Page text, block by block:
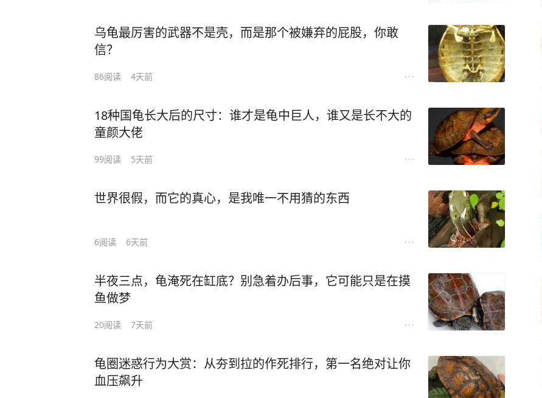
乌龟最厉害的武器不是壳，而是那个被嫌弃的屁股，你敢
信？
86阅读 4天前
18种国龟长大后的尺寸：谁才是龟中巨人，谁又是长不大的
童颜大佬
99阅读 5天前
世界很假，而它的真心，是我唯一不用猜的东西
6阅读 6天前
半夜三点，龟淹死在缸底？别急着办后事，它可能只是在摸
鱼做梦
20阅读 7天前
龟圈迷惑行为大赏：从夯到拉的作死排行，第一名绝对让你
血压飙升